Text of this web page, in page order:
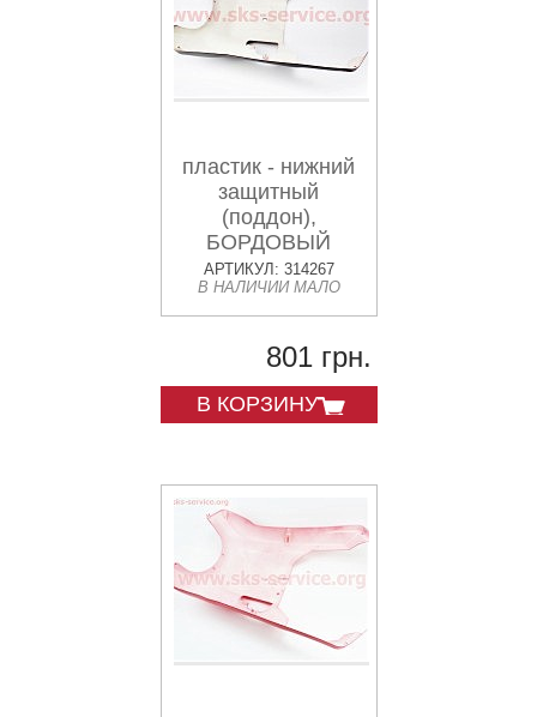
пластик - нижний
защитный
(поддон),
БОРДОВЫЙ
АРТИКУЛ: 314267
В НАЛИЧИИ МАЛО
801 грн.
В КОРЗИНУ